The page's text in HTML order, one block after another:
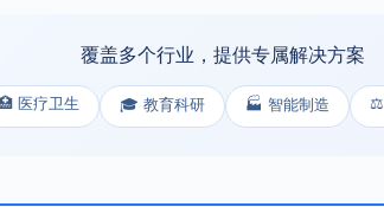
覆盖多个行业，提供专属解决方案
医疗卫生 🎓 教育科研 🏭 智能制造 ⚖️